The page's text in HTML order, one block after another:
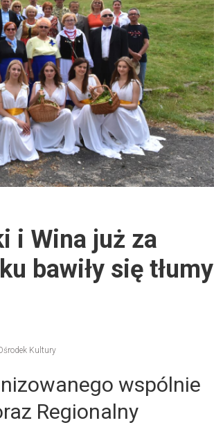
i Wina już za
bawiły się tłumy
Kultury
wspólnie
Regionalny